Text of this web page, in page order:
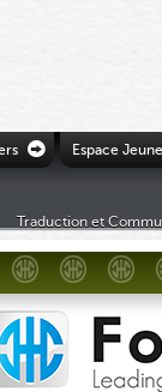
Ò Espace
Traduction et